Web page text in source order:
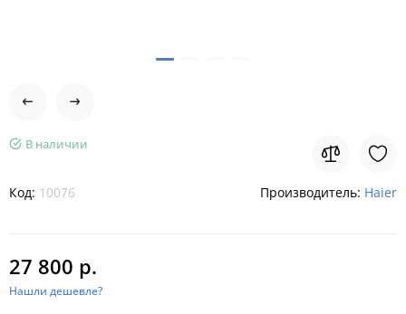
В наличии
Код: 10076 Производитель: Haier
27 800 р.
Нашли дешевле?